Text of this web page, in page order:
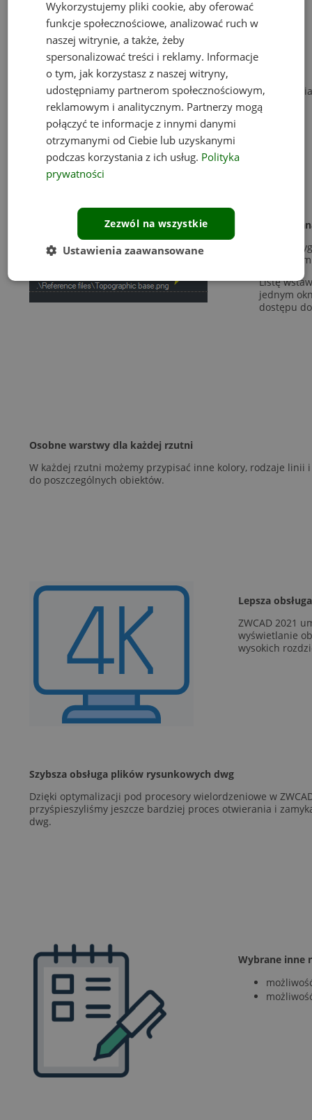
Formuły w tabeli
W tabeli można już używać formuł np. dodawania,
sumowania, obliczania średniej itp.
Nowy
Bardzo
Listę
jednym
dostępu
Osobne warstwy dla każdej rzutni
W każdej rzutni możemy przypisać inne kolory, rodzaje linii
do poszczególnych obiektów.
Lepsza
ZWCAD 2021
wyświetlanie
wysokich
Szybsza obsługa plików rysunkowych dwg
Dzięki optymalizacji pod procesory wielordzeniowe w
przyśpieszyliśmy jeszcze bardziej proces otwierania i
dwg.
Wybrane inne
Wykorzystujemy pliki cookie, aby oferować
funkcje społecznościowe, analizować ruch w
naszej witrynie, a także, żeby
spersonalizować treści i reklamy. Informacje
o tym, jak korzystasz z naszej witryny,
udostępniamy partnerom społecznościowym,
reklamowym i analitycznym. Partnerzy mogą
połączyć te informacje z innymi danymi
otrzymanymi od Ciebie lub uzyskanymi
podczas korzystania z ich usług. Polityka
prywatności
Zezwól na wszystkie
Ustawienia zaawansowane